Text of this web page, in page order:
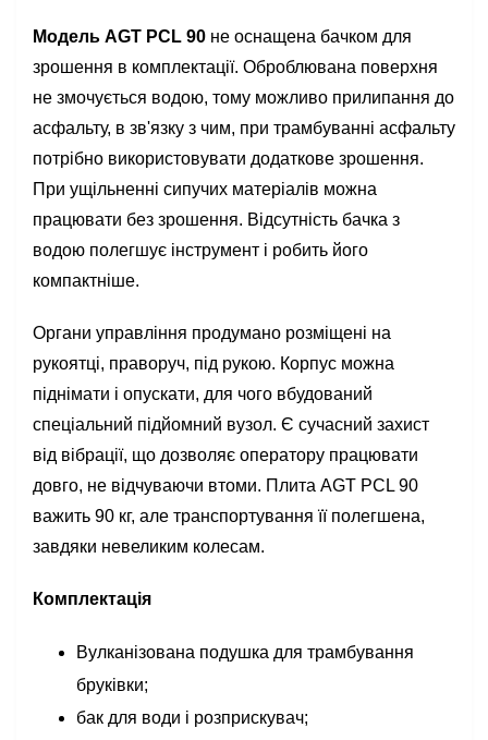
Модель AGT PCL 90 не оснащена бачком для
зрошення в комплектації. Оброблювана поверхня
не змочується водою, тому можливо прилипання до
асфальту, в зв'язку з чим, при трамбуванні асфальту
потрібно використовувати додаткове зрошення.
При ущільненні сипучих матеріалів можна
працювати без зрошення. Відсутність бачка з
водою полегшує інструмент і робить його
компактніше.
Органи управління продумано розміщені на
рукоятці, праворуч, під рукою. Корпус можна
піднімати і опускати, для чого вбудований
спеціальний підйомний вузол. Є сучасний захист
від вібрації, що дозволяє оператору працювати
довго, не відчуваючи втоми. Плита AGT PCL 90
важить 90 кг, але транспортування її полегшена,
завдяки невеликим колесам.
Комплектація
Вулканізована подушка для трамбування
бруківки;
бак для води і розприскувач;